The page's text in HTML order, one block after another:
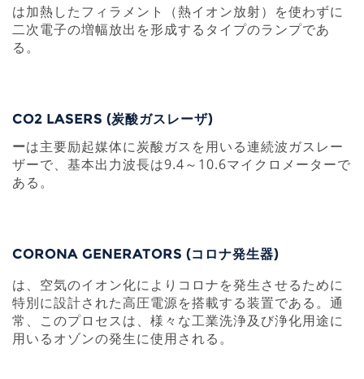
は加熱したフィラメント（熱イオン放射）を使わずに
二次電子の増幅放出を形成するタイプのランプであ
る。
CO2 LASERS (炭酸ガスレーザ)
ーは主要励起媒体に炭酸ガスを用いる連続波ガスレー
ザーで、基本出力波長は9.4～10.6マイクロメーターで
ある。
CORONA GENERATORS (コロナ発生器)
は、空気のイオン化によりコロナを発生させるために
特別に設計された高圧電源を搭載する装置である。通
常、このプロセスは、様々な工業洗浄及び浄化用途に
用いるオゾンの発生に使用される。